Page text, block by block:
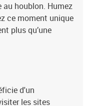
au houblon. Humez
ce moment unique
plus qu’une
d'un
les sites